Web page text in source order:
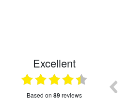
Excellent
based on 89reviews
réactif et efficace toujours pret à
et rapide dans les démarches.